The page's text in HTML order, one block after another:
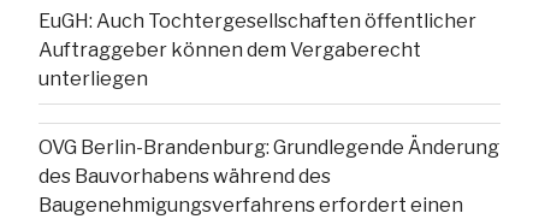
EuGH: Auch Tochtergesellschaften öffentlicher
Auftraggeber können dem Vergaberecht
unterliegen
OVG Berlin-Brandenburg: Grundlegende Änderung
des Bauvorhabens während des
Baugenehmigungsverfahrens erfordert einen